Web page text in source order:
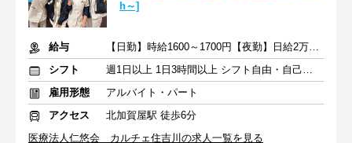
h～]
給与
【日勤】時給1600～1700円【夜勤】日給2万7000円～+交通費全額
シフト
週1日以上 1日3時間以上 シフト自由・自己申告
雇用形態
アルバイト・パート
アクセス
北加賀屋駅 徒歩6分
医療法人仁悠会 カルチェ住吉川の求人一覧を見る